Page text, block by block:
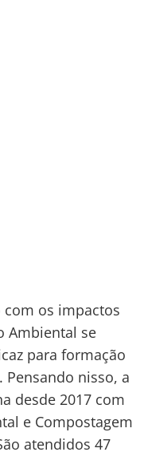
com os impactos
Ambiental se
para formação
Pensando nisso, a
desde 2017 com
e Compostagem
atendidos 47